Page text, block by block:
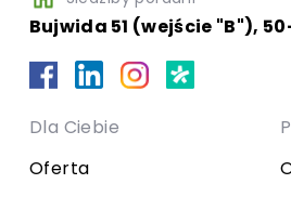
Bujwida 51 (wejście "B"),
Dla Ciebie
Oferta